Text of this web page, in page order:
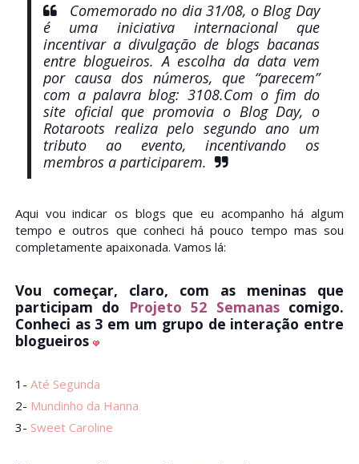
Comemorado no dia 31/08, o Blog Day
é uma iniciativa internacional que
incentivar a divulgação de blogs bacanas
entre blogueiros. A escolha da data vem
por causa dos números, que “parecem”
com a palavra blog: 3108.Com o fim do
site oficial que promovia o Blog Day, o
Rotaroots realiza pelo segundo ano um
tributo ao evento, incentivando os
membros a participarem.
Aqui vou indicar os blogs que eu acompanho há algum
tempo e outros que conheci há pouco tempo mas sou
completamente apaixonada. Vamos lá:
Vou começar, claro, com as meninas que
participam do Projeto 52 Semanascomigo.
Conheci as 3 em um grupo de interação entre
blogueiros
1- Até Segunda
2- Mundinho da Hanna
3- Sweet Caroline